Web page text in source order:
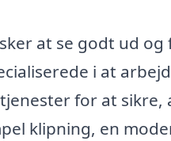
at se godt ud og
i at
for at sikre,
klipning, en